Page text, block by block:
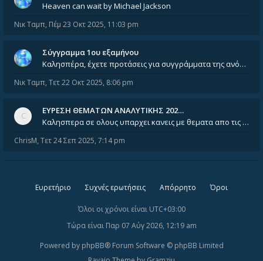
Heaven can wait by Michael Jackson
Νικ Ταμπ, Πέμ 23 Οκτ 2025, 11:03 pm
Σύγγραμμα 1ου εξαμήνου
Καλησπέρα, έχετε προτάσεις για συγγράμματα της ανόργανης χημείας? Είμαι ανάμεσα σε Λιοδάκη, Chung και Atkins
Νικ Ταμπ, Τετ 22 Οκτ 2025, 8:06 pm
ΕΥΡΕΣΗ ΘΕΜΑΤΩΝ ΑΝΑΛΥΤΙΚΗΣ 202…
Καλησπερα σε ολους υπαρχει κανεις με θεματα απο τις εξετασεις του ιουνιου και σεπτεμβρίου για την αναλυτικη χημεια
ChrisM, Τετ 24 Σεπ 2025, 7:14 pm
Ευρετήριο Συχνές ερωτήσεις Απόρρητο Όροι
Όλοι οι χρόνοι είναι UTC+03:00
Τώρα είναι Παρ 07 Αύγ 2026, 12:19 am
Powered by phpBB® Forum Software © phpBB Limited